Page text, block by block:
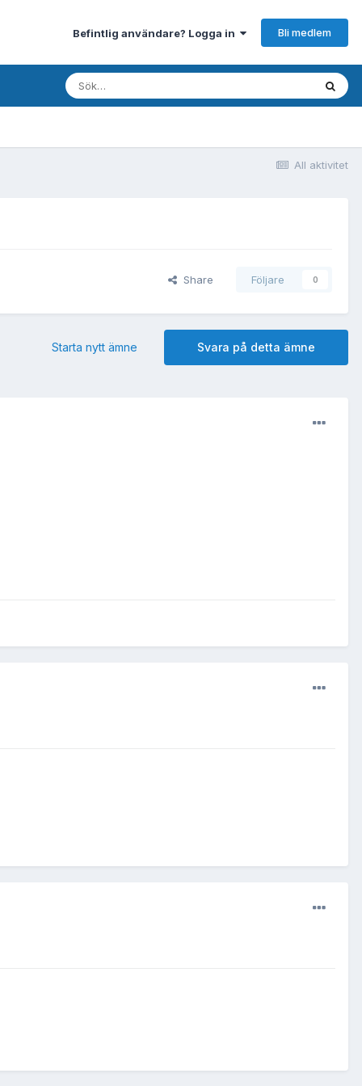
Befintlig användare? Logga in Bli medlem
All aktivitet
Share Följare 0
Svara på detta ämne
Starta nytt ämne